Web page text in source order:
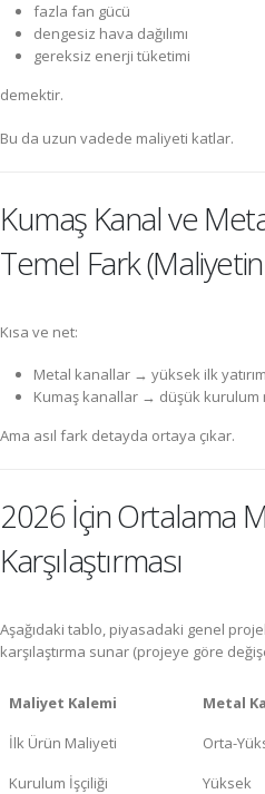
fazla fan gücü
dengesiz hava dağılımı
gereksiz enerji tüketimi
demektir.
Bu da uzun vadede maliyeti katlar.
Kumaş Kanal ve
Temel Fark
Kısa ve net:
Metal kanallar → yüksek ilk
Kumaş kanallar → düşük kurulum
Ama asıl fark detayda ortaya çıkar.
2026 İçin Ortalama
Karşılaştırması
Aşağıdaki tablo, piyasadaki genel
karşılaştırma sunar (projeye göre
Maliyet Kalemi Metal
İlk Ürün Maliyeti
Orta-
Kurulum İşçiliği
Yüksek